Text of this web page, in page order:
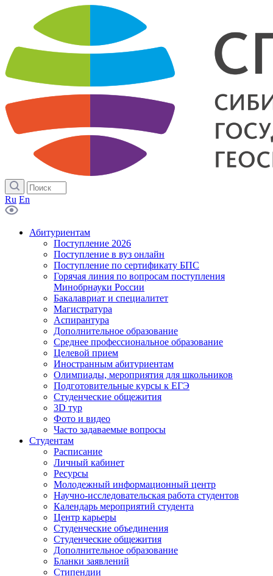
Ru En
Абитуриентам
Поступление 2026
Поступление в вуз онлайн
Поступление по сертификату БПС
Горячая линия по вопросам поступления
Минобрнауки России
Бакалавриат и специалитет
Магистратура
Аспирантура
Дополнительное образование
Среднее профессиональное образование
Целевой прием
Иностранным абитуриентам
Олимпиады, мероприятия для школьников
Подготовительные курсы к ЕГЭ
Студенческие общежития
3D тур
Фото и видео
Часто задаваемые вопросы
Студентам
Расписание
Личный кабинет
Ресурсы
Молодежный информационный центр
Научно-исследовательская работа студентов
Календарь мероприятий студента
Центр карьеры
Студенческие объединения
Студенческие общежития
Дополнительное образование
Бланки заявлений
Стипендии